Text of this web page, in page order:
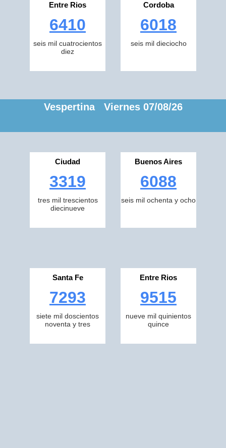
Entre Rios
6410
seis mil cuatrocientos
diez
Cordoba
6018
seis mil dieciocho
Vespertina Viernes 07/08/26
Ciudad
3319
tres mil trescientos
diecinueve
Buenos Aires
6088
seis mil ochenta y ocho
Santa Fe
7293
siete mil doscientos
noventa y tres
Entre Rios
9515
nueve mil quinientos
quince